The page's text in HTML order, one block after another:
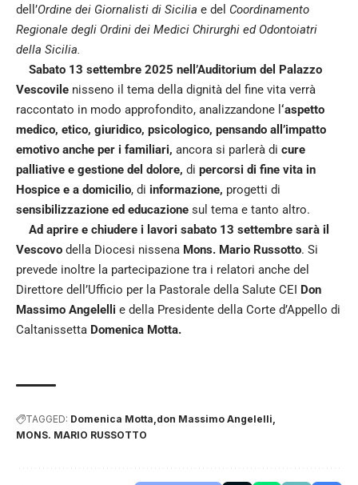
dell’Ordine dei Giornalisti di Sicilia e del Coordinamento
Regionale degli Ordini dei Medici Chirurghi ed Odontoiatri
della Sicilia.
Sabato 13 settembre 2025 nell’Auditorium del Palazzo
Vescovile nisseno il tema della dignità del fine vita verrà
raccontato in modo approfondito, analizzandone l ‘aspetto
medico, etico, giuridico, psicologico, pensando all’impatto
emotivo anche per i familiari, ancora si parlerà di cure
palliative e gestione del dolore, di percorsi di fine vita in
Hospice e a domicilio, di informazione, progetti di
sensibilizzazione ed educazione sul tema e tanto altro.
Ad aprire e chiudere i lavori sabato 13 settembre sarà il
Vescovo della Diocesi nissena Mons. Mario Russotto. Si
prevede inoltre la partecipazione tra i relatori anche del
Direttore dell’Ufficio per la Pastorale della Salute CEI Don
Massimo Angelelli e della Presidente della Corte d’Appello di
Caltanissetta Domenica Motta.
TAGGED: Domenica Motta don Massimo Angelelli
MONS. MARIO RUSSOTTO